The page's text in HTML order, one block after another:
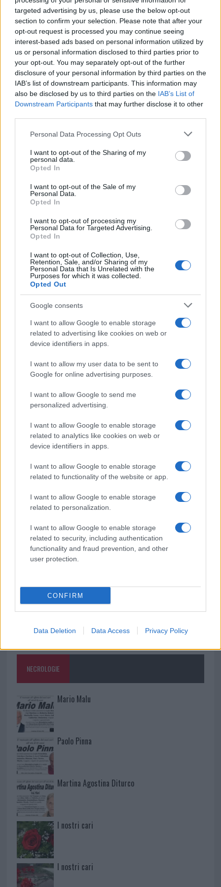
targeted advertising by us, please use the below opt-out
section to confirm your selection. Please note that after your
opt-out request is processed you may continue seeing
interest-based ads based on personal information utilized by
us or personal information disclosed to third parties prior to
your opt-out. You may separately opt-out of the further
disclosure of your personal information by third parties on the
IAB’s list of downstream participants. This information may
also be disclosed by us to third parties on the IAB’s List of
Downstream Participants that may further disclose it to other
Please note that this website/app uses one or more Google
not limited to your visit or usage behaviour. You may click to
grant or deny consent to Google and its third-party tags to
use your data for below specified purposes in below Google
consent section.
Personal Data Processing Opt Outs
I want to opt-out of the Sharing of my
personal data.
Opted In
I want to opt-out of the Sale of my
Personal Data.
Opted In
I want to opt-out of processing my
Personal Data for Targeted Advertising.
Opted In
I want to opt-out of Collection, Use,
Retention, Sale, and/or Sharing of my
Personal Data that Is Unrelated with the
Purposes for which it was collected.
Opted Out
Google consents
I want to allow Google to enable storage
related to advertising like cookies on web or
device identifiers in apps.
I want to allow my user data to be sent to
Google for online advertising purposes.
I want to allow Google to send me
personalized advertising.
I want to allow Google to enable storage
related to analytics like cookies on web or
device identifiers in apps.
I want to allow Google to enable storage
related to functionality of the website or app.
I want to allow Google to enable storage
related to personalization.
I want to allow Google to enable storage
related to security, including authentication
functionality and fraud prevention, and other
user protection.
CONFIRM
Data Deletion Data Access Privacy Policy
Su WhatsApp al numero +39
345 356 7512
Ricevi le nostre ultime news
daGoogle News
Condividi l'articolo
F
a
ce
b
o
o
k
T
w
it
te
r
Pi
te
st
W
at
A
p
S
a
Articolo precedente
Olbia, le previsioni meteo per lunedì 10 agosto
2026
Le ultime offerte di lavoro a Olbia e in Gallura
Cumuli di rifiuti a Santa Teresa Gallura, la
segnalazione dei residenti
Incendi in Gallura, devastati un chiosco e due
Cannigione celebra la cultura gallurese con il
Teresa Gallura
Controlli rafforzati in Costa Smeralda, 20
arresti e 135 denunce
NECROLOGIE
Mario Malu
Paolo Pinna
Martina Agostina Diturco
I nostri cari
I nostri cari